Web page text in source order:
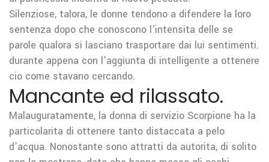
Silenziose, talora, le donne tendono a difendere la loro
sentenza dopo che conoscono l’intensita delle se
parole qualora si lasciano trasportare dai lui sentimenti.
durante appena con l’aggiunta di intelligente a ottenere
cio come stavano cercando.
Mancante ed rilassato.
Malauguratamente, la donna di servizio Scorpione ha la
particolarita di ottenere tanto distaccata a pelo
d’acqua. Nonostante sono attratti da autorita, di solito